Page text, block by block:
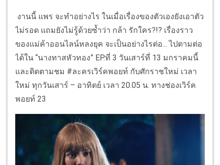
งานนี้ แพร จะทำอย่างไร ในเมื่อเรื่องของตัวเองยังเอาตัว
ไม่รอด แถมยังไม่รู้ด้วยซ้ำว่า กล้า รักใคร?!? เรื่องราว
ของแม่ค้าออนไลน์หลงยุค จะเป็นอย่างไรต่อ... ไปตามต่อ
ได้ใน “นางทาสหัวทอง” EP.ที่ 3 วันเสาร์ที่ 13 มกราคมนี้
และติดตามชม #ละครเวิร์คพอยท์ กับศักราชใหม่ เวลา
ใหม่ ทุกวันเสาร์ – อาทิตย์ เวลา 20.05 น. ทางช่องเวิร์ค
พอยท์ 23